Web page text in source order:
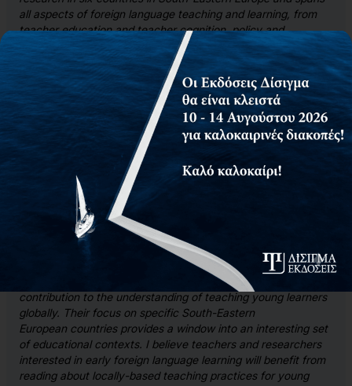
all aspects of foreign language teaching and learning, from
teacher education and teacher cognition, policy and
materials velopment and evaluation to intercultural
awareness and alternative assessment. The book is an
invaluable contribution to the growing research in the field of
early foreign language learning”
Prof. Nikos Sifakis, University of Athens, Greece
”This book provides a thorough examination and investigation
of teachers’ perspectives and practices with regard to young
learners. This book is an important contribution in the field of
teaching young learners as it can facilitate our understanding
in the South-Eastern European countries’ policies and
educational practices. The book also covers topics of lesson-
plan design, modern methods of teaching and assessment,
materials design and interculturalism, which are important
“elements” for a teacher of the 21st century”
Prof. Shpresa Delija, University of Tirana, Albania
”Papadopoulos and Savic have produced an important
contribution to the understanding of teaching young learners
globally. Their focus on specific South-Eastern
European countries provides a window into an interesting set
of educational contexts. I believe teachers and researchers
interested in early foreign language learning will benefit from
reading about locally-based teaching practices for young